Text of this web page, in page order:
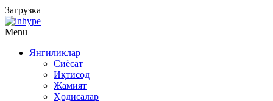
Загрузка
Menu
Янгиликлар
Сиёсат
Иқтисод
Жамият
Ҳодисалар